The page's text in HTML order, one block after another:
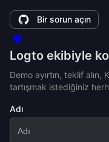
Bir sorun açın
Logto ekibiyle
Demo ayırtın, teklif
tartışmak istediğiniz
Adı